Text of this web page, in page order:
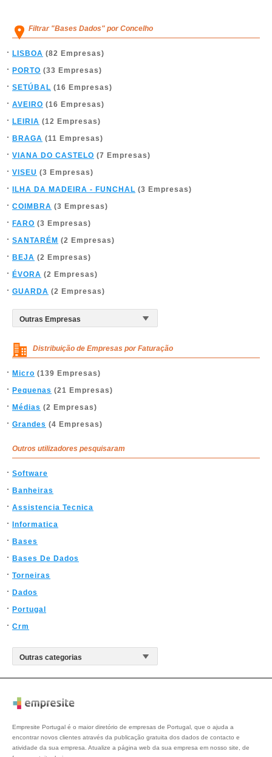
Filtrar "Bases Dados" por Concelho
LISBOA (82 Empresas)
PORTO (33 Empresas)
SETÚBAL (16 Empresas)
AVEIRO (16 Empresas)
LEIRIA (12 Empresas)
BRAGA (11 Empresas)
VIANA DO CASTELO (7 Empresas)
VISEU (3 Empresas)
ILHA DA MADEIRA - FUNCHAL (3 Empresas)
COIMBRA (3 Empresas)
FARO (3 Empresas)
SANTARÉM (2 Empresas)
BEJA (2 Empresas)
ÉVORA (2 Empresas)
GUARDA (2 Empresas)
Distribuição de Empresas por Faturação
Micro (139 Empresas)
Pequenas (21 Empresas)
Médias (2 Empresas)
Grandes (4 Empresas)
Outros utilizadores pesquisaram
Software
Banheiras
Assistencia Tecnica
Informatica
Bases
Bases De Dados
Torneiras
Dados
Portugal
Crm
Empresite Portugal é o maior diretório de empresas de Portugal, que o ajuda a
encontrar novos clientes através da publicação gratuita dos dados de contacto e
atividade da sua empresa. Atualize a página web da sua empresa em nosso site, de